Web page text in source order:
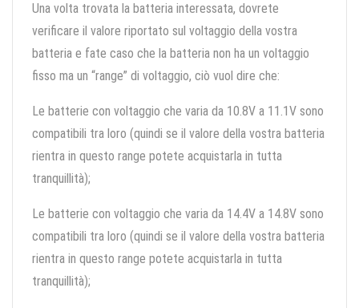
Una volta trovata la batteria interessata, dovrete
verificare il valore riportato sul voltaggio della vostra
batteria e fate caso che la batteria non ha un voltaggio
fisso ma un “range” di voltaggio, ciò vuol dire che:
Le batterie con voltaggio che varia da 10.8V a 11.1V sono
compatibili tra loro (quindi se il valore della vostra batteria
rientra in questo range potete acquistarla in tutta
tranquillità);
Le batterie con voltaggio che varia da 14.4V a 14.8V sono
compatibili tra loro (quindi se il valore della vostra batteria
rientra in questo range potete acquistarla in tutta
tranquillità);